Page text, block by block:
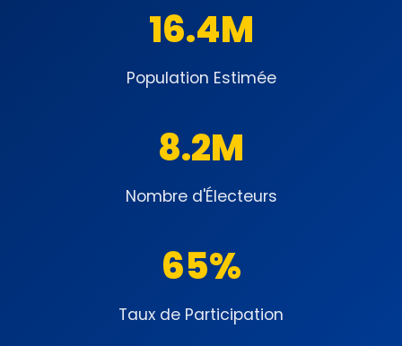
16.4M
Population Estimée
8.2M
Nombre d'Électeurs
65%
Taux de Participation